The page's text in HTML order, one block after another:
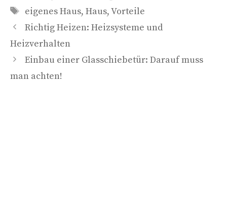
Schlagwörter
eigenes Haus, Haus,Vorteile
Richtig Heizen: Heizsysteme und
Heizverhalten
Einbau einer Glasschiebetür: Darauf muss
man achten!